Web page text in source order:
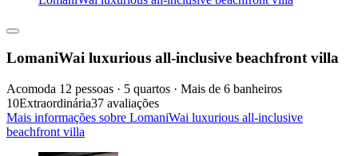
LomaniWai luxurious all-inclusive beachfront villa
Acomoda 12 pessoas · 5 quartos · Mais de 6 banheiros
10Extraordinária37 avaliações
Mais informações sobre LomaniWai luxurious all-inclusive
beachfront villa